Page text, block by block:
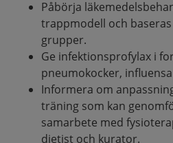
Påbörja
trappmodell och baseras
grupper.
Ge infektionsprofylax i
pneumokocker,
Informera om
träning som kan
samarbete med
dietist och kurator.